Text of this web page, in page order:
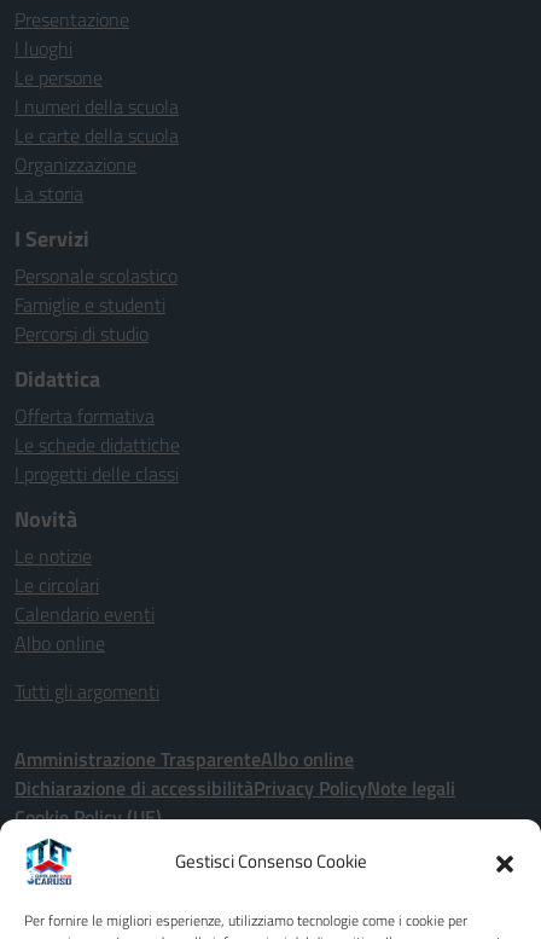
Gestisci Consenso Cookie
Per fornire le migliori esperienze, utilizziamo tecnologie come i cookie per
Presentazione
I luoghi
Le persone
I numeri della scuola
Le carte della scuola
Organizzazione
La storia
I Servizi
Personale scolastico
Famiglie e studenti
Percorsi di studio
Didattica
Offerta formativa
Le schede didattiche
I progetti delle classi
Novità
Le notizie
Le circolari
Calendario eventi
Albo online
Tutti gli argomenti
Amministrazione TrasparenteAlbo online
Dichiarazione di accessibilitàPrivacy PolicyNote legali
Cookie Policy (UE)
Seguici su: